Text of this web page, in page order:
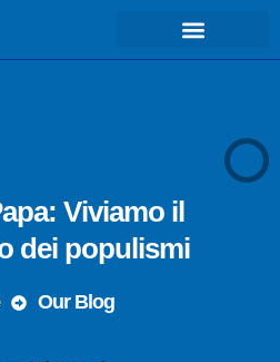
Viviamo il
dei populismi
Our Blog